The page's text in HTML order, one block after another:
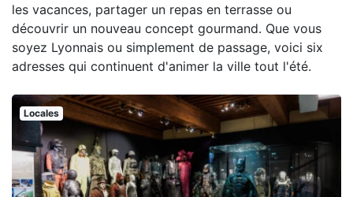
les vacances, partager un repas en terrasse ou
découvrir un nouveau concept gourmand. Que vous
soyez Lyonnais ou simplement de passage, voici six
adresses qui continuent d'animer la ville tout l'été.
Locales